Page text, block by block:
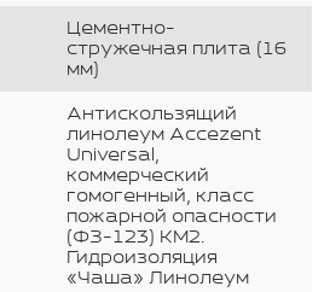
Цементно-
стружечная плита (16
мм)
Антискользящий
линолеум Accezent
Universal,
коммерческий
гомогенный, класс
пожарной опасности
(ФЗ-123) КМ2.
Гидроизоляция
«Чаша» Линолеум